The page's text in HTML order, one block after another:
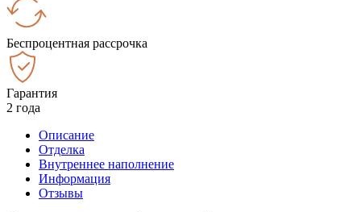
Беспроцентная рассрочка
Гарантия
2 года
Описание
Отделка
Внутреннее наполнение
Информация
Отзывы